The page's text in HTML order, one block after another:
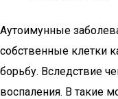
Аутоимунные
собственные клетки
борьбу. Вследствие
воспаления. В такие